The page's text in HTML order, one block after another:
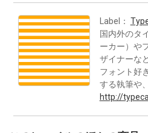
Label：
国内外のタ
ーカー）や
ザイナーな
フォント好
する執筆や
http://